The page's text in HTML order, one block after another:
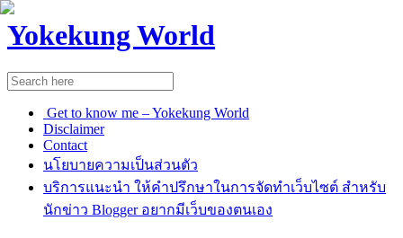
Yokekung World
Get to know me – Yokekung World
Disclaimer
Contact
นโยบายความเป็นส่วนตัว
บริการแนะนำ ให้คำปรึกษาในการจัดทำเว็บไซต์ สำหรับ
นักข่าว Blogger อยากมีเว็บของตนเอง